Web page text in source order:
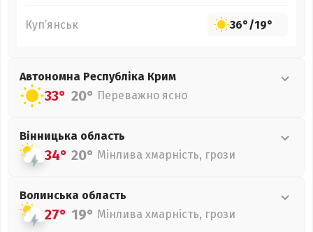
Куп’янськ 36°/19°
Автономна Республіка Крим
33° 20° Переважно ясно
Вінницька область
34° 20° Мінлива хмарність, грози
Волинська область
27° 19° Мінлива хмарність, грози